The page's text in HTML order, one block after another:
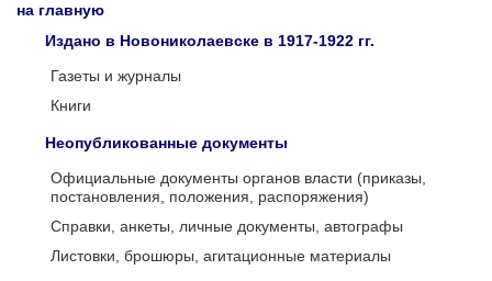
на главную
Издано в Новониколаевске в 1917-1922 гг.
Газеты и журналы
Книги
Неопубликованные документы
Официальные документы органов власти (приказы,
постановления, положения, распоряжения)
Справки, анкеты, личные документы, автографы
Листовки, брошюры, агитационные материалы